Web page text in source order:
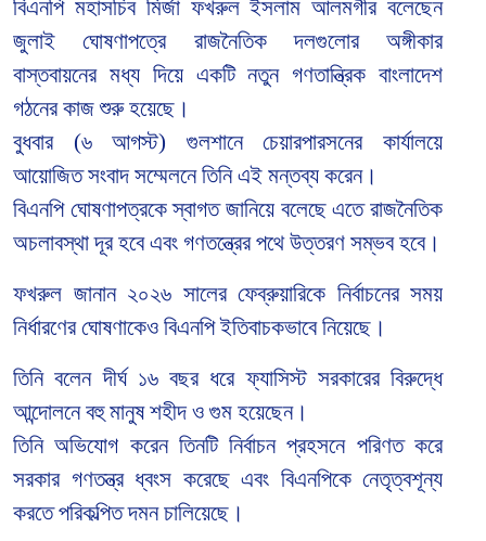
বিএনপি মহাসচিব মির্জা ফখরুল ইসলাম আলমগীর বলেছেন
জুলাই ঘোষণাপত্রে রাজনৈতিক দলগুলোর অঙ্গীকার
বাস্তবায়নের মধ্য দিয়ে একটি নতুন গণতান্ত্রিক বাংলাদেশ
গঠনের কাজ শুরু হয়েছে।
বুধবার (৬ আগস্ট) গুলশানে চেয়ারপারসনের কার্যালয়ে
আয়োজিত সংবাদ সম্মেলনে তিনি এই মন্তব্য করেন।
বিএনপি ঘোষণাপত্রকে স্বাগত জানিয়ে বলেছে এতে রাজনৈতিক
অচলাবস্থা দূর হবে এবং গণতন্ত্রের পথে উত্তরণ সম্ভব হবে।
ফখরুল জানান ২০২৬ সালের ফেব্রুয়ারিকে নির্বাচনের সময়
নির্ধারণের ঘোষণাকেও বিএনপি ইতিবাচকভাবে নিয়েছে।
তিনি বলেন দীর্ঘ ১৬ বছর ধরে ফ্যাসিস্ট সরকারের বিরুদ্ধে
আন্দোলনে বহু মানুষ শহীদ ও গুম হয়েছেন।
তিনি অভিযোগ করেন তিনটি নির্বাচন প্রহসনে পরিণত করে
সরকার গণতন্ত্র ধ্বংস করেছে এবং বিএনপিকে নেতৃত্বশূন্য
করতে পরিকল্পিত দমন চালিয়েছে।